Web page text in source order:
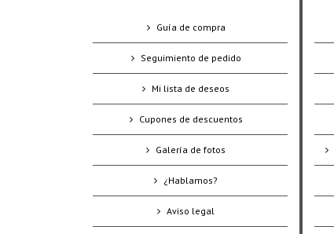
Guía de compra
Seguimiento de pedido
Mi lista de deseos
Cupones de descuentos
Galería de fotos
¿Hablamos?
Aviso legal